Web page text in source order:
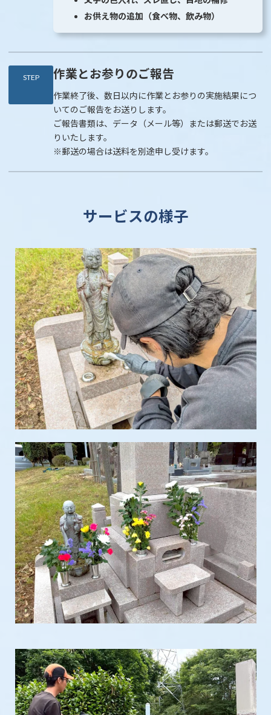
お供え物の追加（食べ物、飲み物）
STEP 作業とお参りのご報告
作業終了後、数日以内に作業とお参りの実施結果につ
いてのご報告をお送りします。
ご報告書類は、データ（メール等）または郵送でお送
りいたします。
※郵送の場合は送料を別途申し受けます。
サービスの様子